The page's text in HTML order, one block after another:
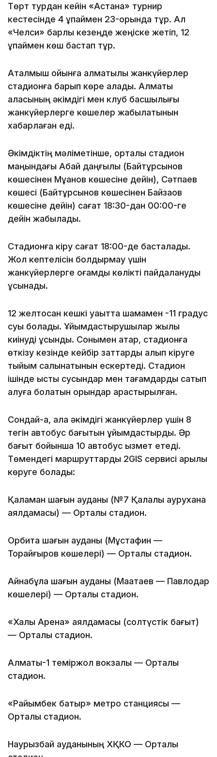
Төрт турдан кейін «Астана» турнир
кестесінде 4 ұпаймен 23-орында тұр. Ал
«Челси» барлық кезеңде жеңіске жетіп, 12
ұпаймен көш бастап тұр.
Аталмыш ойынға алматылық жанкүйерлер
стадионға барып көре алады. Алматы
қаласының әкімдігі мен клуб басшылығы
жанкүйерлерге көшелер жабылатынын
хабарлаған еді.
Әкімдіктің мәліметінше, орталық стадион
маңындағы Абай даңғылы (Байтұрсынов
көшесінен Мұқанов көшесіне дейін), Сәтпаев
көшесі (Байтұрсынов көшесінен Байзақов
көшесіне дейін) сағат 18:30-дан 00:00-ге
дейін жабылады.
Стадионға кіру сағат 18:00-де басталады.
Жол кептелісін болдырмау үшін
жанкүйерлерге қоғамдық көлікті пайдалануды
ұсынады.
12 желтоқсан кешкі уақытта шамамен -11 градус
суық болады. Ұйымдастырушылар жылы
киінуді ұсынды. Сонымен қатар, стадионға
өткізу кезінде кейбір заттарды алып кіруге
тыйым салынатынын ескертеді. Стадион
ішінде ыстық сусындар мен тағамдарды сатып
алуға болатын орындар қарастырылған.
Сондай-ақ, қала әкімдігі жанкүйерлер үшін 8
тегін автобус бағытын ұйымдастырды. Әр
бағыт бойынша 10 автобус қызмет етеді.
Төмендегі маршруттарды 2GIS сервисі арқылы
көруге болады:
Қалқаман шағын ауданы (№7 Қалалық аурухана
аялдамасы) — Орталық стадион.
Орбита шағын ауданы (Мұстафин —
Торайғыров көшелері) — Орталық стадион.
Айнабұлақ шағын ауданы (Мақатаев — Павлодар
көшелері) — Орталық стадион.
«Халық Арена» аялдамасы (солтүстік бағыт)
— Орталық стадион.
Алматы-1 теміржол вокзалы — Орталық
стадион.
«Райымбек батыр» метро станциясы —
Орталық стадион.
Наурызбай ауданының ХҚКО — Орталық